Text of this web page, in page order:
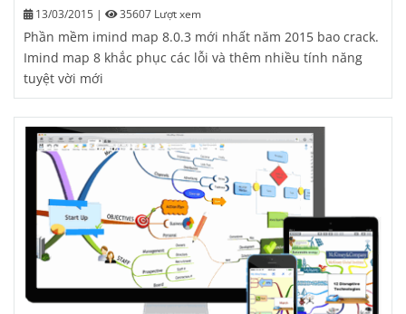
13/03/2015 | 35607 Lượt xem
Phần mềm imind map 8.0.3 mới nhất năm 2015 bao crack.
Imind map 8 khắc phục các lỗi và thêm nhiều tính năng
tuyệt vời mới